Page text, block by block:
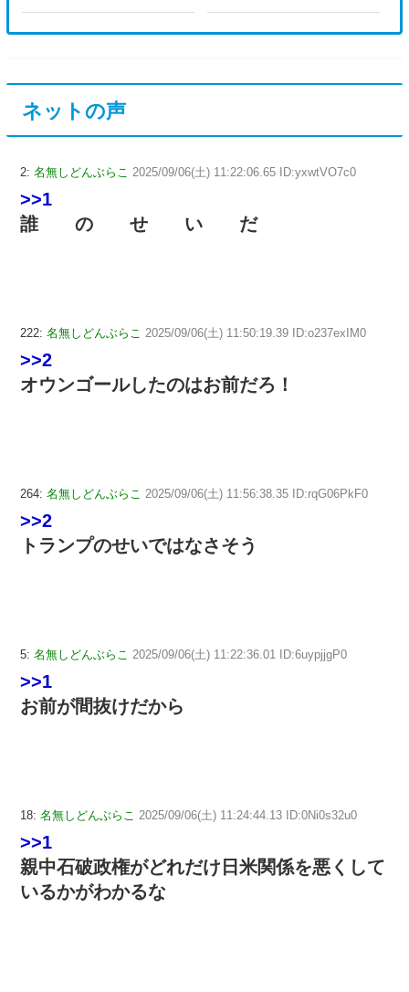
ネットの声
2: 名無しどんぶらこ 2025/09/06(土) 11:22:06.65 ID:yxwtVO7c0
>>1
誰 の せ い だ
222: 名無しどんぶらこ 2025/09/06(土) 11:50:19.39 ID:o237exIM0
>>2
オウンゴールしたのはお前だろ！
264: 名無しどんぶらこ 2025/09/06(土) 11:56:38.35 ID:rqG06PkF0
>>2
トランプのせいではなさそう
5: 名無しどんぶらこ 2025/09/06(土) 11:22:36.01 ID:6uypjjgP0
>>1
お前が間抜けだから
18: 名無しどんぶらこ 2025/09/06(土) 11:24:44.13 ID:0Ni0s32u0
>>1
親中石破政権がどれだけ日米関係を悪くして
いるかがわかるな